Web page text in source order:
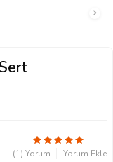
(1) Yorum Yorum Ekle